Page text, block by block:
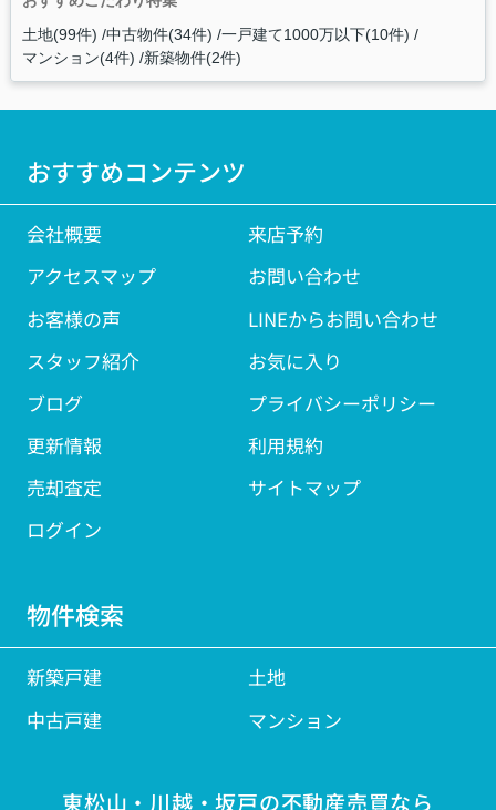
土地(99件) 中古物件(34件) 一戸建て1000万以下(10件)
マンション(4件) 新築物件(2件)
おすすめコンテンツ
会社概要
来店予約
アクセスマップ
お問い合わせ
お客様の声
LINEからお問い合わせ
スタッフ紹介
お気に入り
ブログ
プライバシーポリシー
更新情報
利用規約
売却査定
サイトマップ
ログイン
物件検索
新築戸建
土地
中古戸建
マンション
東松山・川越・坂戸の不動産売買なら